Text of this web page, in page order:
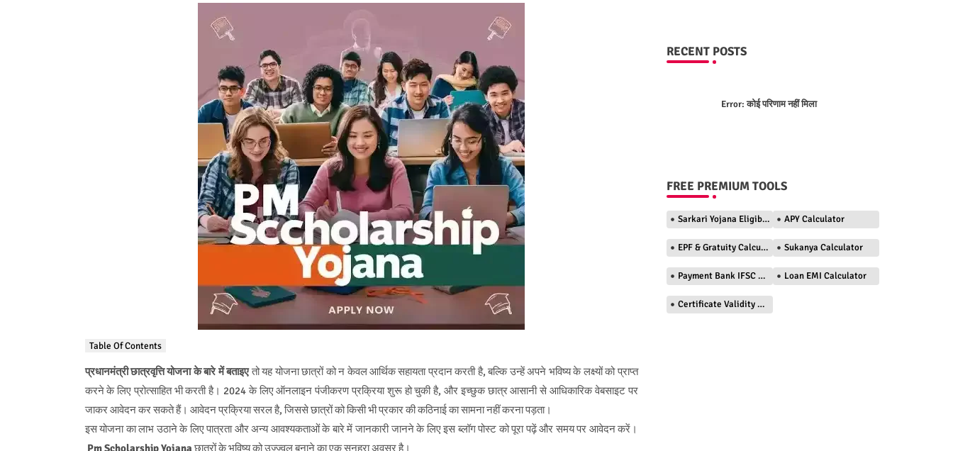
Table Of Contents
प्रधानमंत्री छात्रवृत्ति योजना के बारे में बताइएतो यह योजना छात्रों को न केवल आर्थिक सहायता प्रदान करती है, बल्कि उन्हें अपने भविष्य के लक्ष्यों को प्राप्त
करने के लिए प्रोत्साहित भी करती है। 2024 के लिए ऑनलाइन पंजीकरण प्रक्रिया शुरू हो चुकी है, और इच्छुक छात्र आसानी से आधिकारिक वेबसाइट पर
जाकर आवेदन कर सकते हैं। आवेदन प्रक्रिया सरल है, जिससे छात्रों को किसी भी प्रकार की कठिनाई का सामना नहीं करना पड़ता।
इस योजना का लाभ उठाने के लिए पात्रता और अन्य आवश्यकताओं के बारे में जानकारी जानने के लिए इस ब्लॉग पोस्ट को पूरा पढ़ें और समय पर आवेदन करें।
Pm Scholarship Yojanaछात्रों के भविष्य को उज्ज्वल बनाने का एक सुनहरा अवसर है।
RECENT POSTS
Error:कोई परिणाम नहीं मिला
FREE PREMIUM TOOLS
Sarkari Yojana Eligibility Checker APY Calculator
EPF & Gratuity Calculator Sukanya Calculator
Payment Bank IFSC Finder Loan EMI Calculator
Certificate Validity Checker